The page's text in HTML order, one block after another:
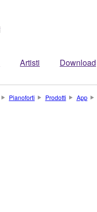
Artisti Download
Pianoforti Prodotti App